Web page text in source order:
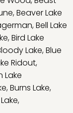
,Beaver Lake
,Bell Lake
,Bird Lake
Lake,Blue
Ridout,
Lake
,Burns Lake,
,